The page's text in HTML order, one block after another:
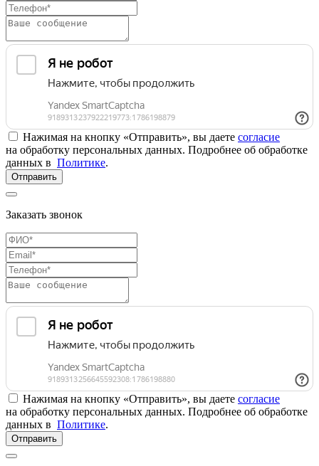
Нажимая на кнопку «Отправить», вы даете согласие
на обработку персональных данных. Подробнее об обработке
данных в Политике.
Отправить
Заказать звонок
Нажимая на кнопку «Отправить», вы даете согласие
на обработку персональных данных. Подробнее об обработке
данных в Политике.
Отправить